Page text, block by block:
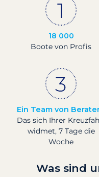
18 000
Boote von Profis
Ein Team von
Das sich Ihrer
widmet, 7 Tage die
Woche
Was sind